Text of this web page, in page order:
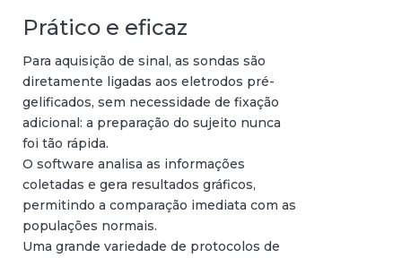
Prático e eficaz
Para aquisição de sinal, as sondas são
diretamente ligadas aos eletrodos pré-
gelificados, sem necessidade de fixação
adicional: a preparação do sujeito nunca
foi tão rápida.
O software analisa as informações
coletadas e gera resultados gráficos,
permitindo a comparação imediata com as
populações normais.
Uma grande variedade de protocolos de